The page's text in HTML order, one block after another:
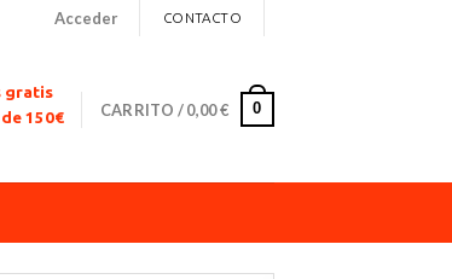
Acceder CONTACTO
gratis
150€
CARRITO /0,00€ 0